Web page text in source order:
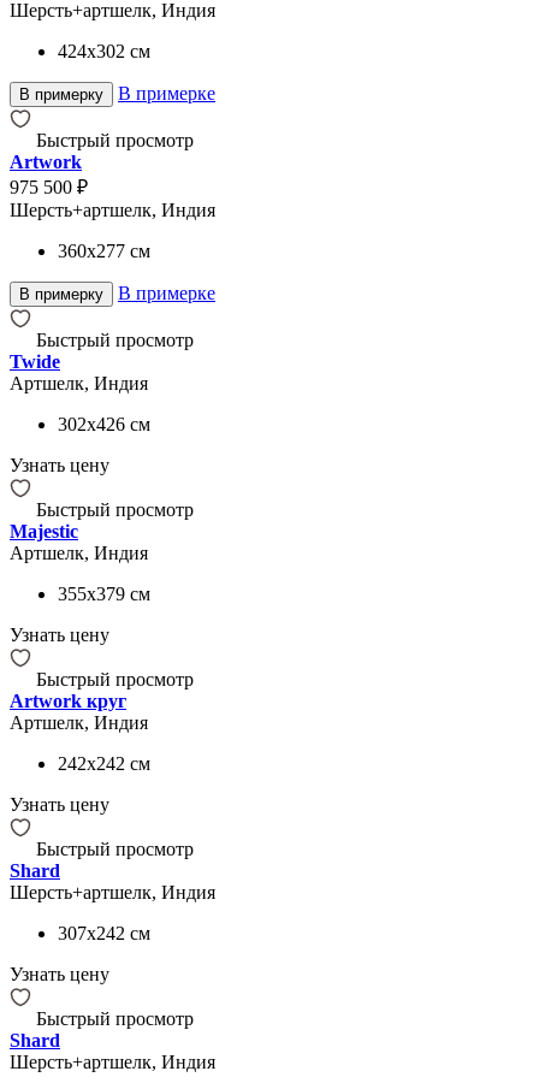
Шерсть+артшелк, Индия
424x302 см
В примерку В примерке
Быстрый просмотр
Artwork
975 500 ₽
Шерсть+артшелк, Индия
360x277 см
В примерку В примерке
Быстрый просмотр
Twide
Артшелк, Индия
302x426 см
Узнать цену
Быстрый просмотр
Majestic
Артшелк, Индия
355x379 см
Узнать цену
Быстрый просмотр
Artwork круг
Артшелк, Индия
242x242 см
Узнать цену
Быстрый просмотр
Shard
Шерсть+артшелк, Индия
307x242 см
Узнать цену
Быстрый просмотр
Shard
Шерсть+артшелк, Индия